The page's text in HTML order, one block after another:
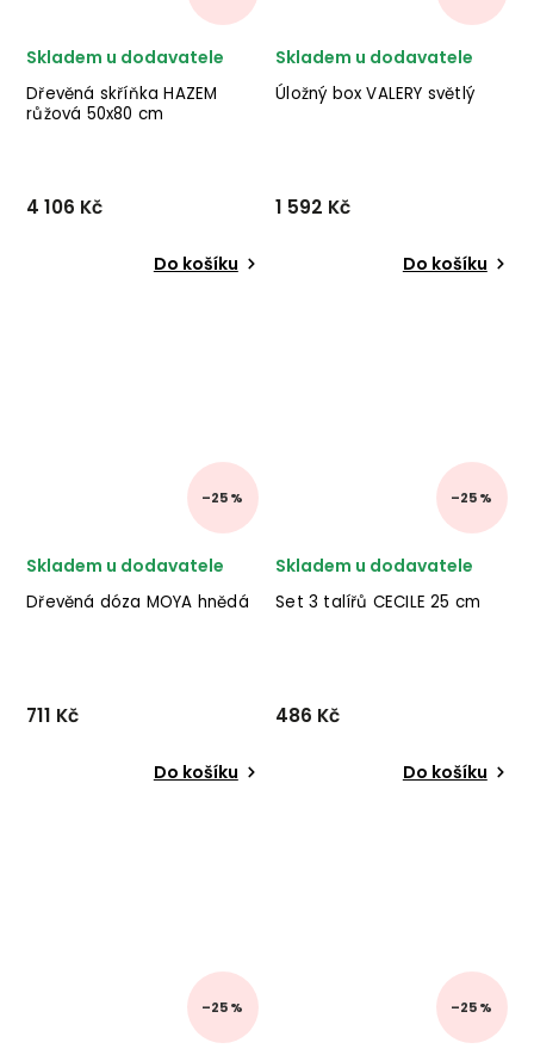
Dřevěná skříňka HAZEM
růžová 50x80 cm
Skladem u dodavatele
4 106 Kč
Do košíku
Úložný box VALERY světlý
Skladem u dodavatele
1 592 Kč
Do košíku
–25 %
Dřevěná dóza MOYA hnědá
Skladem u dodavatele
711 Kč
Do košíku
–25 %
Set 3 talířů CECILE 25 cm
Skladem u dodavatele
486 Kč
Do košíku
–25 % –25 %